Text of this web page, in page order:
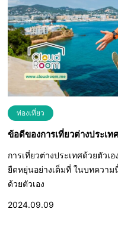
ท่องเที่ยว
ข้อดีของการเที่ยวต่างประเท
การเที่ยวต่างประเทศด้วยตัวเ
ยืดหยุ่นอย่างเต็มที่ ในบทความ
ด้วยตัวเอง
2024.09.09